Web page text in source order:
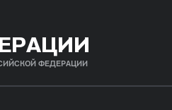
ФЕДЕРАЦИИ